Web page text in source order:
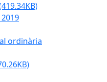
ordinària